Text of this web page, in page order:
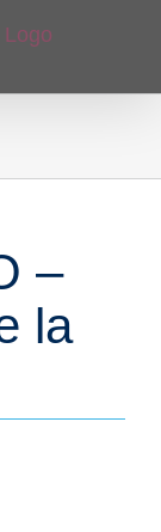
–
la